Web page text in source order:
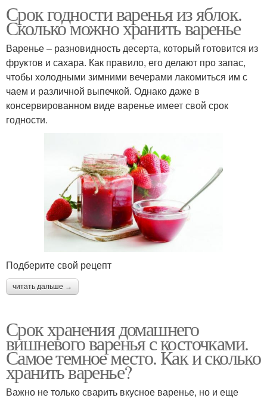
Срок годности варенья из яблок.
Сколько можно хранить варенье
Варенье – разновидность десерта, который готовится из
фруктов и сахара. Как правило, его делают про запас,
чтобы холодными зимними вечерами лакомиться им с
чаем и различной выпечкой. Однако даже в
консервированном виде варенье имеет свой срок
годности.
Подберите свой рецепт
читать дальше →
Срок хранения домашнего
вишневого варенья с косточками.
Самое темное место. Как и сколько
хранить варенье?
Важно не только сварить вкусное варенье, но и еще